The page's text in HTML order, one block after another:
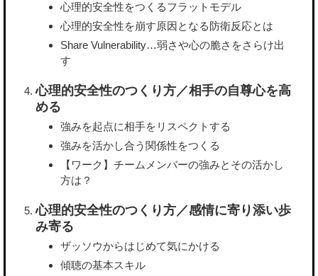
心理的安全性をつくるフラットモデル
心理的安全性を崩す原因となる防衛反応とは
Share Vulnerability…弱さや心の脆さをさらけ出
す
心理的安全性のつくり方／相手の自尊心を高
める
強みを起点に相手をリスペクトする
強みを活かし合う関係性をつくる
【ワーク】チームメンバーの強みとその活かし
方は？
心理的安全性のつくり方／感情に寄り添い歩
み寄る
ザッソウからはじめて気にかける
傾聴の基本スキル